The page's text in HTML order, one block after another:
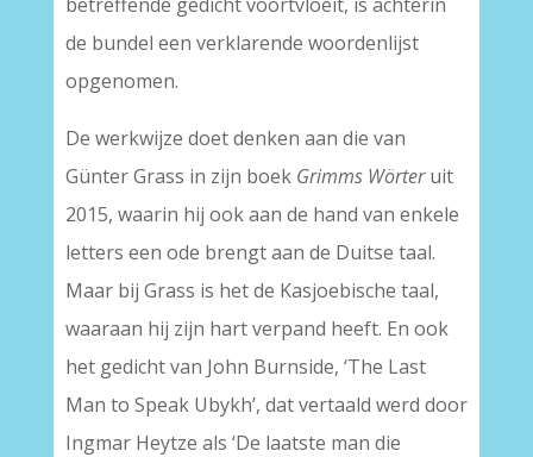
betreffende gedicht voortvloeit, is achterin
de bundel een verklarende woordenlijst
opgenomen.
De werkwijze doet denken aan die van
Günter Grass in zijn boek Grimms Wörteruit
2015, waarin hij ook aan de hand van enkele
letters een ode brengt aan de Duitse taal.
Maar bij Grass is het de Kasjoebische taal,
waaraan hij zijn hart verpand heeft. En ook
het gedicht van John Burnside, ‘The Last
Man to Speak Ubykh’, dat vertaald werd door
Ingmar Heytze als ‘De laatste man die